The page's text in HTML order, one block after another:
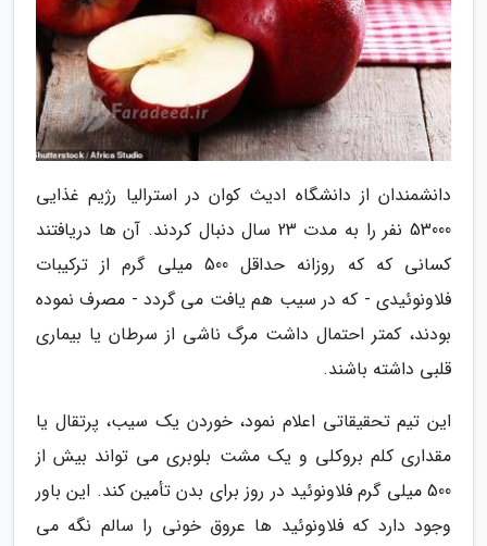
دانشمندان از دانشگاه ادیث کوان در استرالیا رژیم غذایی
53000 نفر را به مدت 23 سال دنبال کردند. آن ها دریافتند
کسانی که که روزانه حداقل 500 میلی گرم از ترکیبات
فلاونوئیدی - که در سیب هم یافت می گردد - مصرف نموده
بودند، کمتر احتمال داشت مرگ ناشی از سرطان یا بیماری
قلبی داشته باشند.
این تیم تحقیقاتی اعلام نمود، خوردن یک سیب، پرتقال یا
مقداری کلم بروکلی و یک مشت بلوبری می تواند بیش از
500 میلی گرم فلاونوئید در روز برای بدن تأمین کند. این باور
وجود دارد که فلاونوئید ها عروق خونی را سالم نگه می